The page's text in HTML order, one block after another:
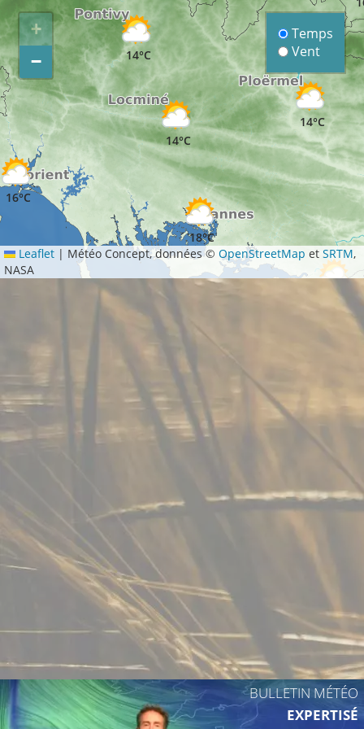
14°C
16°C
14°C
14°C
16°C
18°C
+
−
Temps
Vent
Leaflet | Météo Concept, données ©OpenStreetMap etSRTM,
NASA
BULLETIN MÉTÉO
EXPERTISÉ